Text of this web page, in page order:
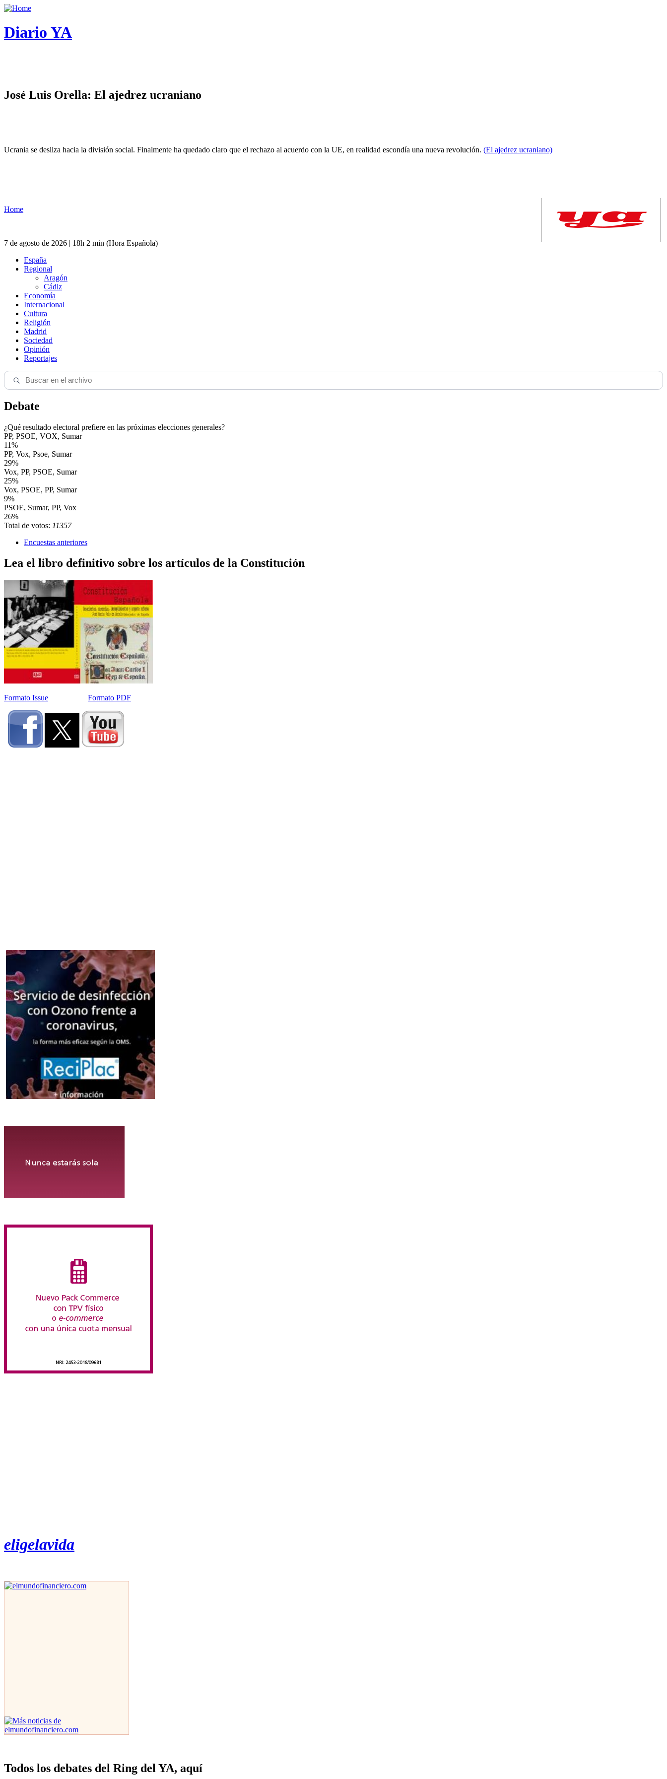
Diario YA
José Luis Orella: El ajedrez ucraniano
Ucrania se desliza hacia la división social. Finalmente ha quedado claro que el rechazo al acuerdo con la UE, en realidad escondía una nueva revolución. (El ajedrez ucraniano)
Home
7 de agosto de 2026 | 18h 2 min (Hora Española)
España
Regional
Aragón
Cádiz
Economía
Internacional
Cultura
Religión
Madrid
Sociedad
Opinión
Reportajes
Debate
¿Qué resultado electoral prefiere en las próximas elecciones generales?
PP, PSOE, VOX, Sumar
11%
PP, Vox, Psoe, Sumar
29%
Vox, PP, PSOE, Sumar
25%
Vox, PSOE, PP, Sumar
9%
PSOE, Sumar, PP, Vox
26%
Total de votos: 11357
Encuestas anteriores
Lea el libro definitivo sobre los artículos de la Constitución
Formato Issue Formato PDF
eligelavida
Todos los debates del Ring del YA, aquí